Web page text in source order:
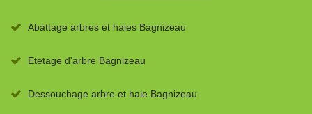
Abattage arbres et haies Bagnizeau
Etetage d'arbre Bagnizeau
Dessouchage arbre et haie Bagnizeau